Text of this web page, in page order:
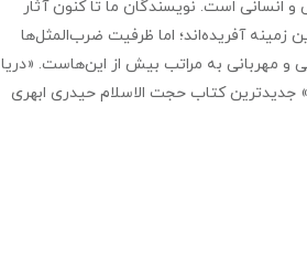
آسمانی، اخلاقی و انسانی است. نویسندگان ما تا کنون آثار
زمینه آفریده‌اند؛ اما ظرفیت ضرب‌المثل‌ها
برای ترویج خوبی و مهربانی به مراتب بیش از این‌هاست. «دریا
جدیدترین کتاب حجت الاسلام حیدری ابهری